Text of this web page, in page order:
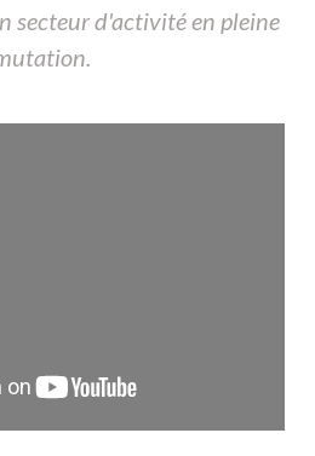
secteur d'activité en pleine